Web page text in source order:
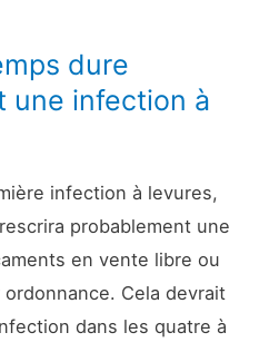
dure
une infection à
infection à levures,
probablement une
en vente libre ou
Cela devrait
dans les quatre à